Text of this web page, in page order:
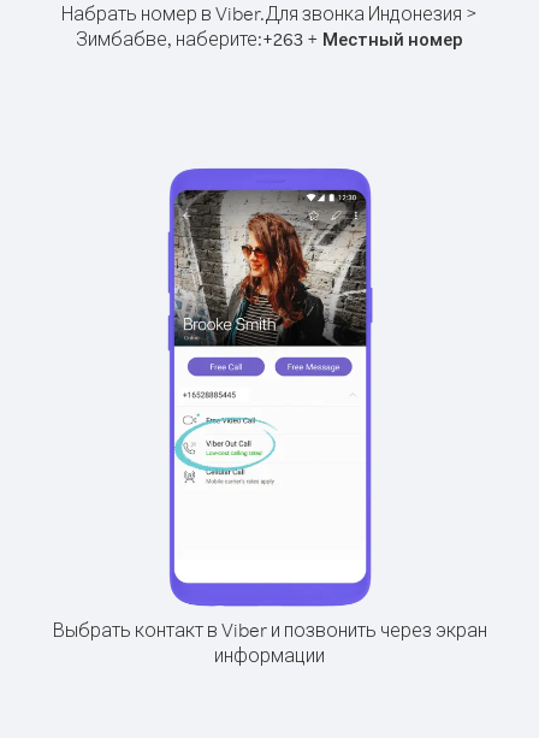
Набрать номер в Viber.Для звонка Индонезия >
Зимбабве, наберите:+263 + Местный номер
Выбрать контакт в Viber и позвонить через экран
информации